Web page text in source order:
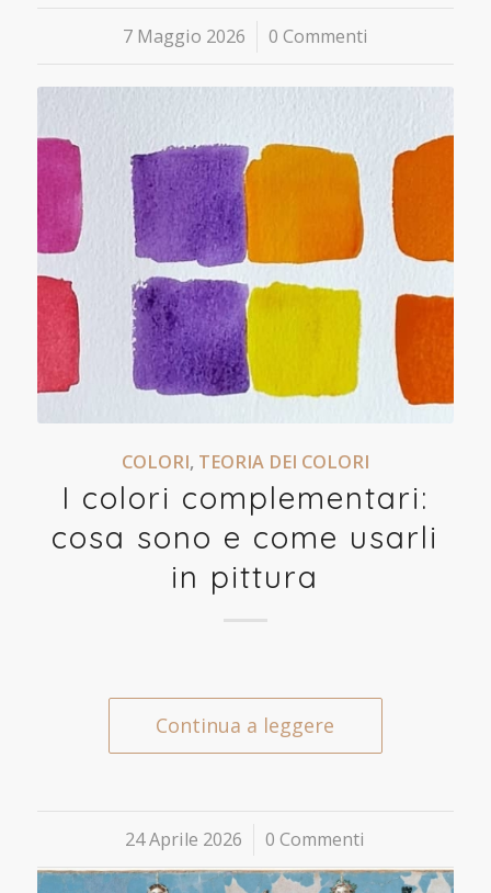
7 Maggio 2026
/ 0 Commenti
COLORI, TEORIA DEI COLORI
I colori complementari:
cosa sono e come usarli
in pittura
Continua a leggere
24 Aprile 2026
/ 0 Commenti